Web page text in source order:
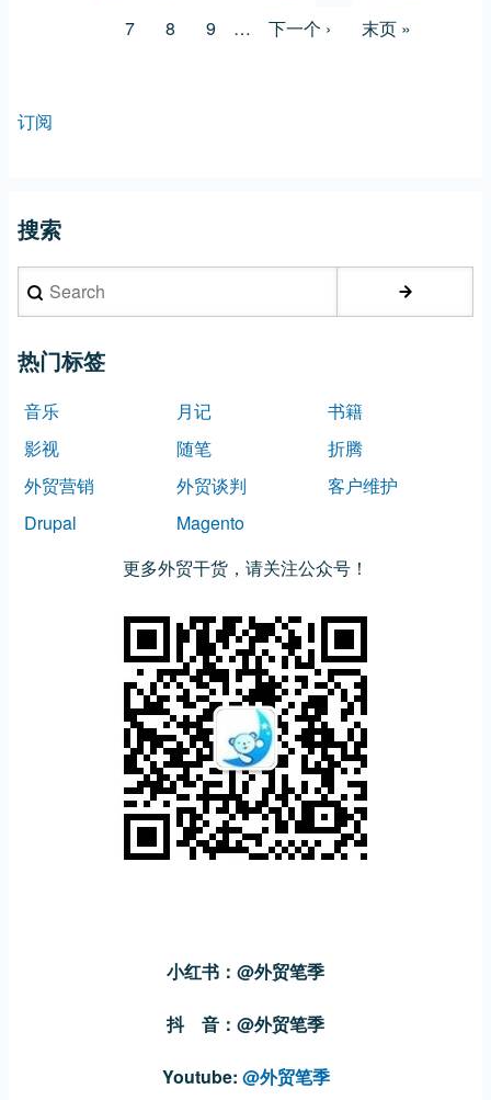
面
页
7
页
8
页
9 …
下
下一个 ›
末
末页 »
订阅
搜索
Search
热门标签
音乐 月记
书籍
影视
随笔
折腾
外贸营销
外贸谈判
客户维护
Drupal
Magento
更多外贸干货，请关注公众号！
小红书：@外贸笔季
抖 音：@外贸笔季
Youtube: @外贸笔季